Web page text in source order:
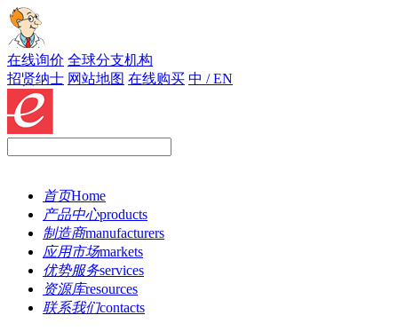
在线询价 全球分支机构
招贤纳士 网站地图 在线购买 中 / EN
首页Home
产品中心products
制造商manufacturers
应用市场markets
优势服务services
资源库resources
联系我们contacts